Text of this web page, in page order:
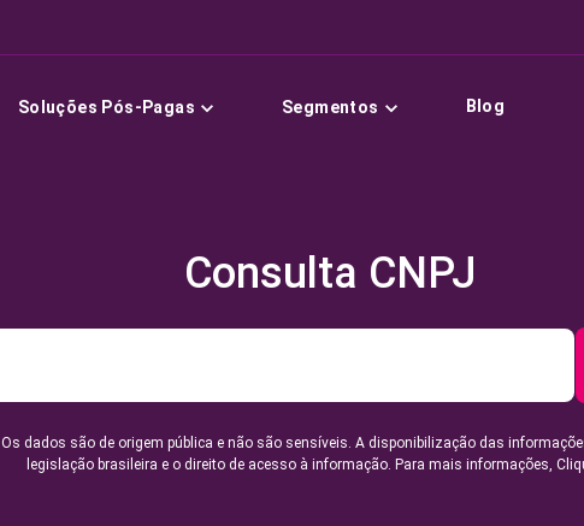
Soluções Pós-Pagas Segmentos Blog
Consulta CNPJ
Os dados são de origem pública e não são sensíveis. A disponibilização das
legislação brasileira e o direito de acesso à informação. Para mais informações,